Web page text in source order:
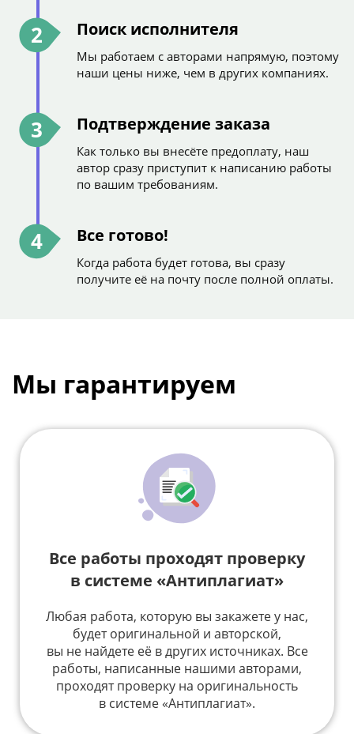
2 Поиск исполнителя
Мы работаем с авторами напрямую, поэтому
наши цены ниже, чем в других компаниях.
3 Подтверждение заказа
Как только вы внесёте предоплату, наш
автор сразу приступит к написанию работы
по вашим требованиям.
4 Все готово!
Когда работа будет готова, вы сразу
получите её на почту после полной оплаты.
Мы гарантируем
Все работы проходят проверку
в системе «Антиплагиат»
Любая работа, которую вы закажете у нас,
будет оригинальной и авторской,
вы не найдете её в других источниках. Все
работы, написанные нашими авторами,
проходят проверку на оригинальность
в системе «Антиплагиат».